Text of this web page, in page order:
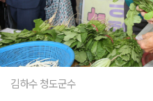
김하수 청도군수